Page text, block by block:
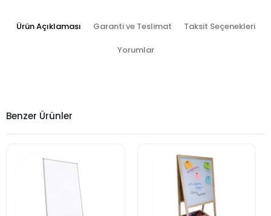
Ürün Açıklaması Garanti ve Teslimat Taksit Seçenekleri
Yorumlar
Benzer Ürünler